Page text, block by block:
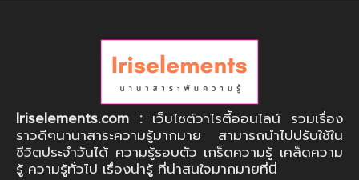
Iriselements.com : เว็บไซต์วาไรตี้ออนไลน์ รวมเรื่อง
ราวดีๆนานาสาระความรู้มากมาย สามารถนำไปปรับใช้ใน
ชีวิตประจำวันได้ ความรู้รอบตัว เกร็ดความรู้ เคล็ดความ
รู้ ความรู้ทั่วไป เรื่องน่ารู้ ที่น่าสนใจมากมายที่นี่